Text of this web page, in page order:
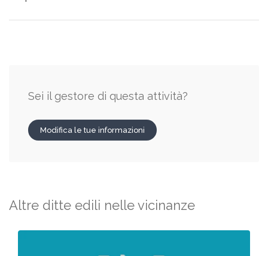
Sei il gestore di questa attività?
Modifica le tue informazioni
Altre ditte edili nelle vicinanze